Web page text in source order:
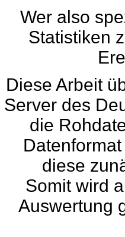
Wer also
Statistiken
Diese Arbeit
Server des
die
diese
Somit wird
Auswertung